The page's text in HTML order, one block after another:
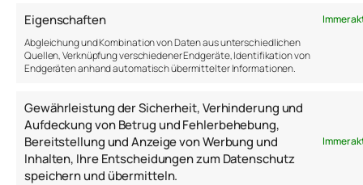
Eigenschaften
Immer
Abgleichung und Kombination von Daten aus unterschiedlichen
Quellen, Verknüpfung verschiedener Endgeräte, Identifikation von
Endgeräten anhand automatisch übermittelter Informationen.
Gewährleistung der Sicherheit, Verhinderung und
Aufdeckung von Betrug und Fehlerbehebung,
Bereitstellung und Anzeige von Werbung und
Inhalten, Ihre Entscheidungen zum Datenschutz
speichern und übermitteln.
Immer
https://open.spotify.com/episode/
30. Dezember 2024